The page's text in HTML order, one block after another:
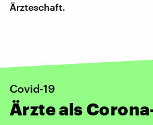
Ärzteschaft.
Covid-19
Ärzte als